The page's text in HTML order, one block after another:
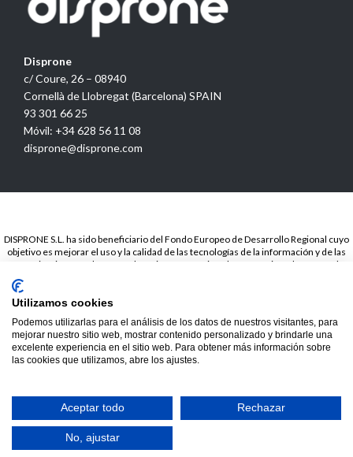
Disprone
c/ Coure, 26 – 08940
Cornellà de Llobregat (Barcelona) SPAIN
93 301 66 25
Móvil: +34 628 56 11 08
disprone@disprone.com
DISPRONE S.L. ha sido beneficiario del Fondo Europeo de Desarrollo Regional cuyo
objetivo es mejorar el uso y la calidad de las tecnologías de la información y de las
comunicaciones y el acceso a las mismas y gracias a la Presencia web a través de
página propia.. Esta acción ha tenido lugar en el periodo de TICCámaras 2018. Para
ello ha contado con el apoyo del programa TICCámaras de la Cámara de Barcelona.
Hide chaty
Utilizamos cookies
Podemos utilizarlas para el análisis de los datos de nuestros visitantes, para
mejorar nuestro sitio web, mostrar contenido personalizado y brindarle una
excelente experiencia en el sitio web. Para obtener más información sobre
las cookies que utilizamos, abre los ajustes.
Aceptar todo Rechazar
No, ajustar